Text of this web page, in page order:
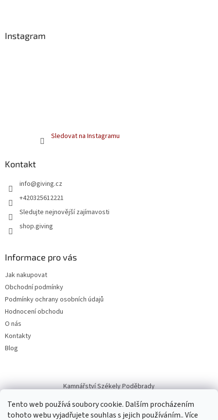
Tento web používá soubory cookie. Dalším procházením
tohoto webu vyjadřujete souhlas s jejich používáním.. Více
Instagram
Sledovat na Instagramu
Kontakt
info@giving.cz
+420325612221
Sledujte nejnovější zajímavosti
shop.giving
Informace pro vás
Jak nakupovat
Obchodní podmínky
Podmínky ochrany osobních údajů
Hodnocení obchodu
O nás
Kontakty
Blog
Kamnářství Székely Poděbrady